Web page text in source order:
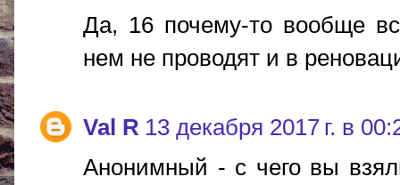
Да, 16 почему-то вообще
нем не проводят и в
Val R 13 декабря 2017 г. в
Анонимный - с чего вы